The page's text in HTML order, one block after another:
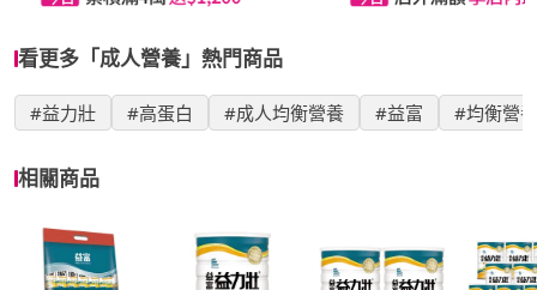
看更多「成人營養」熱門商品
#益力壯 #高蛋白 #成人均衡營養 #益富 #均衡營
相關商品